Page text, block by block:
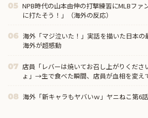
05 NPB時代の山本由伸の打撃練習にMLBフ
に打たそう！」（海外の反応）
06 海外「マジ泣いた！」実話を描いた日本
海外が超感動
07 店員「レバーは焼いてお召し上がりくださ
ょ」→生で食べた瞬間、店員が血相を変
08 海外「新キャラもヤバいｗ」ヤニねこ第6